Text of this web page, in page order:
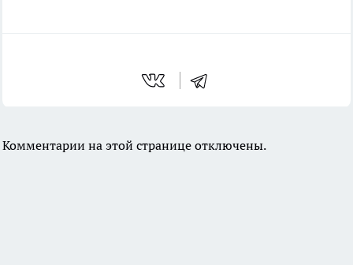
Комментарии на этой странице отключены.